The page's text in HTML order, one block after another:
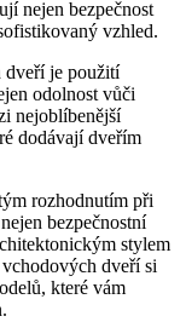
nejen bezpečnost
vzhled.
dveří je použití
odolnost vůči
nejoblíbenější
dodávají dveřím
rozhodnutím při
bezpečnostní
stylem
dveří si
které vám